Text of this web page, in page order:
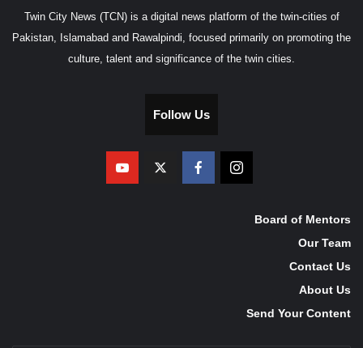
Twin City News (TCN) is a digital news platform of the twin-cities of
Pakistan, Islamabad and Rawalpindi, focused primarily on promoting the
culture, talent and significance of the twin cities.
Follow Us
Board of Mentors
Our Team
Contact Us
About Us
Send Your Content